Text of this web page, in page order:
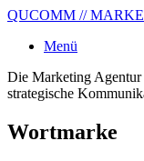
QUCOMM //
Menü
Die Marketing
strategische
Wortmarke